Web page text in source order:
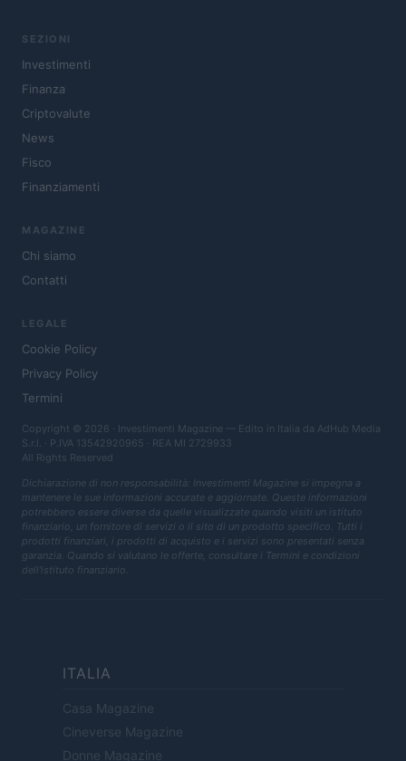
SEZIONI
Investimenti
Finanza
Criptovalute
News
Fisco
Finanziamenti
MAGAZINE
Chi siamo
Contatti
LEGALE
Cookie Policy
Privacy Policy
Termini
Copyright © 2026 · Investimenti Magazine — Edito in Italia da AdHub Media
S.r.l. · P.IVA 13542920965 · REA MI 2729933
All Rights Reserved
Dichiarazione di non responsabilità: Investimenti Magazine si impegna a
mantenere le sue informazioni accurate e aggiornate. Queste informazioni
potrebbero essere diverse da quelle visualizzate quando visiti un istituto
finanziario, un fornitore di servizi o il sito di un prodotto specifico. Tutti i
prodotti finanziari, i prodotti di acquisto e i servizi sono presentati senza
garanzia. Quando si valutano le offerte, consultare i Termini e condizioni
dell'istituto finanziario.
ITALIA
Casa Magazine
Cineverse Magazine
Donne Magazine